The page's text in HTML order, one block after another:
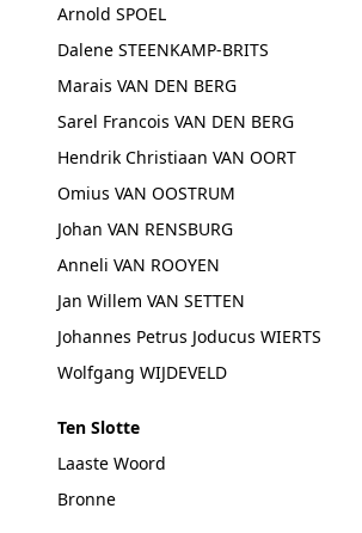
Arnold SPOEL
Dalene STEENKAMP-BRITS
Marais VAN DEN BERG
Sarel Francois VAN DEN BERG
Hendrik Christiaan VAN OORT
Omius VAN OOSTRUM
Johan VAN RENSBURG
Anneli VAN ROOYEN
Jan Willem VAN SETTEN
Johannes Petrus Joducus WIERTS
Wolfgang WIJDEVELD
Ten Slotte
Laaste Woord
Bronne